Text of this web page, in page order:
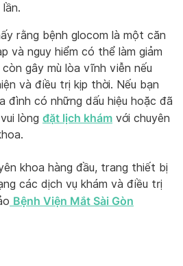
rằng bệnh glocom là một căn
và nguy hiểm có thể làm giảm
gây mù lòa vĩnh viễn nếu
và điều trị kịp thời. Nếu bạn
đình có những dấu hiệu hoặc đã
lòng đặt lịch khám với chuyên
khoa hàng đầu, trang thiết bị
các dịch vụ khám và điều trị
Bệnh Viện Mắt Sài Gòn